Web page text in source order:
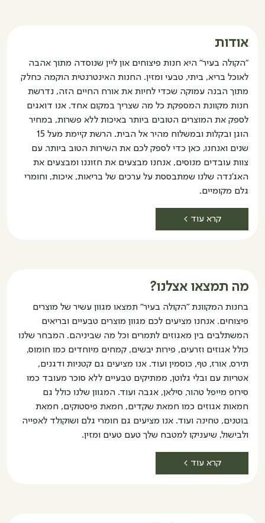
ללא
תכליתית
אודות
"הקולה בעיר" היא חנות פיצוחים און ליין שנוסדה מתוך אהבה
לאוכל בריא, ביתי, טבעי ומזין. החנות האינטרנטית הוקמה כחלק
מתוך הבנה עמוקה שכדי לחיות את אורח החיים הזה, נדרשת
חנות מקוונת המספקת כל מה שצריך במקום אחד. אנו דואגים
לספק את המוצרים הטובים ביותר באיכות ללא פשרות, במחיר
הוגן ובקלות ובמשלוח מהיר אל הבית. הרשת קיימת מעל 15
שנים ואנחנו, כאן כדי לספק לכם את השירות הטוב ביותר. עם
צוות עובדים מנוסים, אנחנו מבצעים את חזוננו ומבצעים את
האג'נדה שלנו שמתבססת על ערכים של בריאות, איכות, וחומרי
גלם מקומיים.
קרא עוד >
מה תמצאו אצלנו?
בחנות המקוונת "הקולה בעיר" תמצאו מגוון עשיר של מוצרים
פיצוחים. אנחנו מציעים לכם מגוון מוצרים טבעיים ובריאים
המשתלבים בין מאגוזים לתמרים וכל מה שביניהם. המבחר שלנו
כולל אגוזים וזרעים, פירות יבשים, קמחים מיוחדים כמו חומוס,
תירס, אורז, טף, כוסמין ועוד. אנו מציעים גם קטניות ודגנים,
אטריות עם ובלי גלוטן, ממתיקים טבעיים ללא סוכר מעובד כמו
סירופ מייפל טהור, סילאן, אגבה ועוד. המגוון שלנו כולל גם
חמאות אגוזים כמו חמאת שקדים, חמאת פיסטוקים, חמאת
בוטנים, טחינה ועוד. אנו מציעים גם חומרי גלם ושוקולד לאפייה
ולבישול, שיעניקו למטבח שלך טעם טעים ומזין.
קרא עוד >